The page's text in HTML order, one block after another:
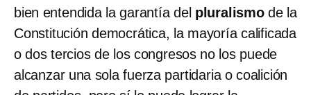
bien entendida la garantía del pluralismode la
Constitución democrática, la mayoría calificada
o dos tercios de los congresos no los puede
alcanzar una sola fuerza partidaria o coalición